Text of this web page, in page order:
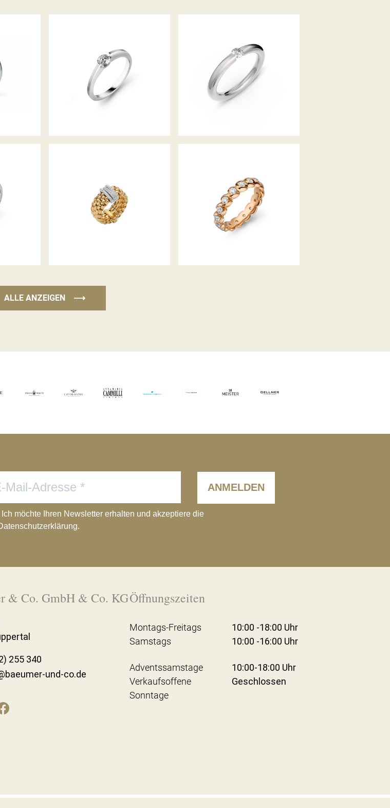
DIAMANTRING LIBERTÉ SPANNRING ANTARES
KOLLEKTION
MEMOIRERING CALLA
ALLE ANZEIGEN ⟶
ANMELDEN
Ich möchte Ihren Newsletter erhalten und akzeptiere die
& Co. GmbH & Co. KG
255 340
und-co.de
Öffnungszeiten
Montags-Freitags
10:00 -18:00 Uhr
Samstags
10:00 -16:00 Uhr
Adventssamstage
10:00-18:00 Uhr
Verkaufsoffene
Sonntage
Geschlossen